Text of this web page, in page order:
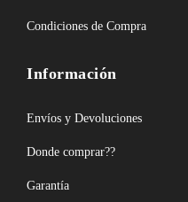
Condiciones de Compra
Información
Envíos y Devoluciones
Donde comprar??
Garantía